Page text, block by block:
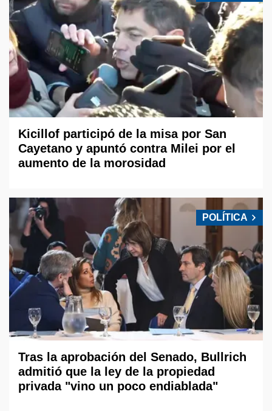
Kicillof participó de la misa por San
Cayetano y apuntó contra Milei por el
aumento de la morosidad
POLÍTICA
Tras la aprobación del Senado, Bullrich
admitió que la ley de la propiedad
privada "vino un poco endiablada"